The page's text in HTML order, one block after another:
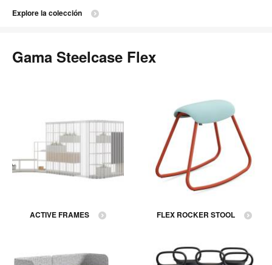
Explore la colección
Gama Steelcase Flex
ACTIVE FRAMES FLEX ROCKER STOOL